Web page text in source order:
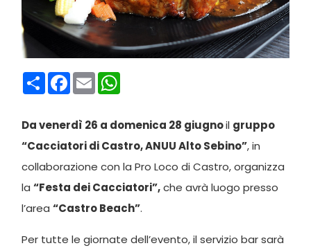
CondividiFacebook
Email
Da venerdì 26 a domenica 28 giugnoil gruppo
“Cacciatori di Castro, ANUU Alto Sebino”, in
collaborazione con la Pro Loco di Castro, organizza
la“Festa dei Cacciatori”,che avrà luogo presso
l’area“Castro Beach”.
Per tutte le giornate dell’evento, il servizio bar sarà